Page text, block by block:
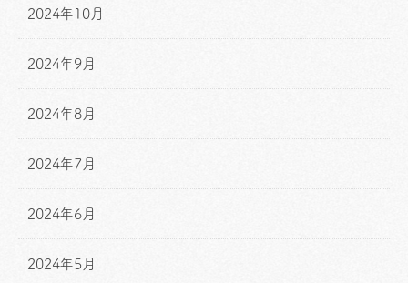
2024年10月
2024年9月
2024年8月
2024年7月
2024年6月
2024年5月